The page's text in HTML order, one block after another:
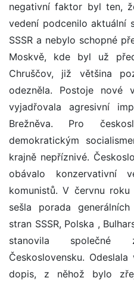
negativní faktor byl ten,
vedení podcenilo aktuální
SSSR a nebylo schopné
Moskvě, kde byl už
Chruščov, již většina
odezněla. Postoje nové
vyjadřovala agresivní
Brežněva. Pro
demokratickým
krajně nepříznivé.
obávalo konzervativní
komunistů. V červnu
sešla porada
stran SSSR, Polska ,
stanovila společné
Československu.
dopis, z něhož bylo